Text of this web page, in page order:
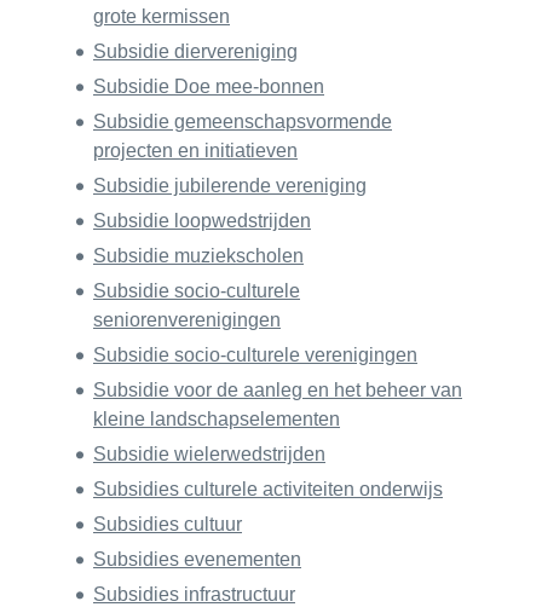
grote kermissen
Subsidie diervereniging
Subsidie Doe mee-bonnen
Subsidie gemeenschapsvormende
projecten en initiatieven
Subsidie jubilerende vereniging
Subsidie loopwedstrijden
Subsidie muziekscholen
Subsidie socio-culturele
seniorenverenigingen
Subsidie socio-culturele verenigingen
Subsidie voor de aanleg en het beheer van
kleine landschapselementen
Subsidie wielerwedstrijden
Subsidies culturele activiteiten onderwijs
Subsidies cultuur
Subsidies evenementen
Subsidies infrastructuur